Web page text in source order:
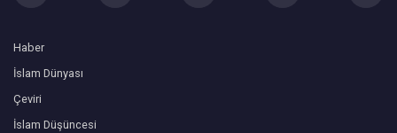
Haber
İslam Dünyası
Çeviri
İslam Düşüncesi